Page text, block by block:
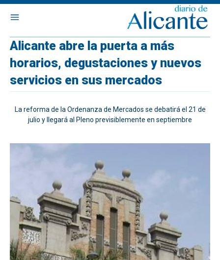
Alicante abre la puerta a más
horarios, degustaciones y nuevos
servicios en sus mercados
La reforma de la Ordenanza de Mercados se debatirá el 21 de
julio y llegará al Pleno previsiblemente en septiembre